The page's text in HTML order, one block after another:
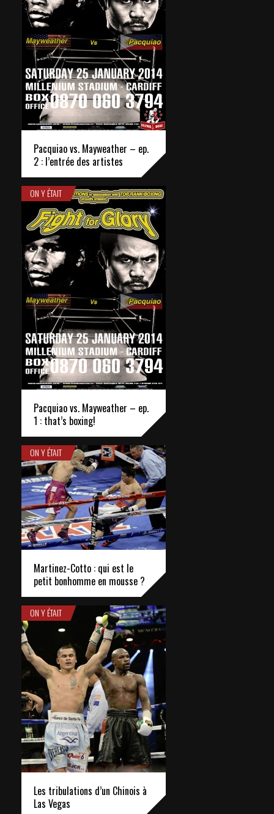
Pacquiao vs. Mayweather – ep.
2 : l’entrée des artistes
ON Y ÉTAIT
Pacquiao vs. Mayweather – ep.
1 : that’s boxing!
ON Y ÉTAIT
Martinez-Cotto : qui est le
petit bonhomme en mousse ?
ON Y ÉTAIT
Les tribulations d’un Chinois à
Las Vegas